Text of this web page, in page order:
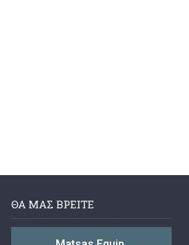
ΘΑ ΜΑΣ ΒΡΕΙΤΕ